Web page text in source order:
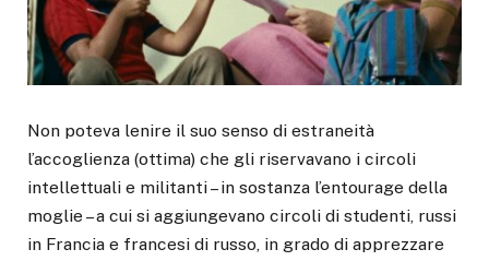
Non poteva lenire il suo senso di estraneità
l’accoglienza (ottima) che gli riservavano i circoli
intellettuali e militanti – in sostanza l’entourage della
moglie – a cui si aggiungevano circoli di studenti, russi
in Francia e francesi di russo, in grado di apprezzare